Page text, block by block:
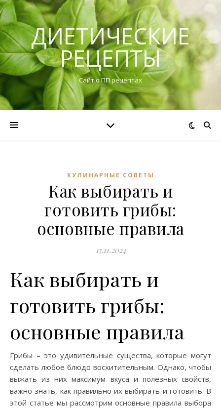
ДИЕТИЧЕСКИЕ
РЕЦЕПТЫ
Сайт о ПП рецептах
КУЛИНАРНЫЕ СОВЕТЫ
Как выбирать и
готовить грибы:
основные правила
17.11.2024
Как выбирать и
готовить грибы:
основные правила
Грибы – это удивительные существа, которые могут
сделать любое блюдо восхитительным. Однако, чтобы
выжать из них максимум вкуса и полезных свойств,
важно знать, как правильно их выбирать и готовить. В
этой статье мы рассмотрим основные правила выбора